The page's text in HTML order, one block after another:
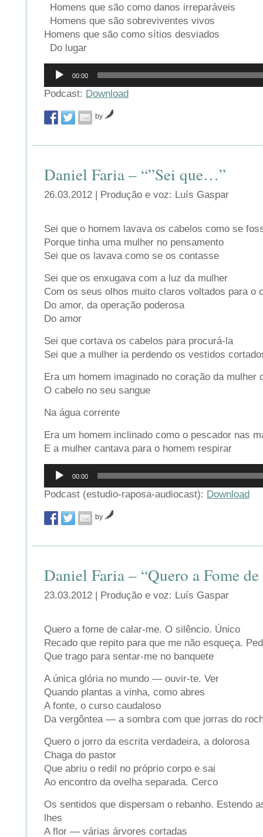
Homens que são como danos irreparáveis
Homens que são sobreviventes vivos
Homens que são como sítios desviados
Do lugar
Reprodutor
áudio
00:00
Podcast: Download
by
Daniel Faria – “”Sei que…”
26.03.2012 | Produção e voz: Luís Gaspar
Sei que o homem lavava os cabelos como se
Porque tinha uma mulher no pensamento
Sei que os lavava como se os contasse
Sei que os enxugava com a luz da mulher
Com os seus olhos muito claros voltados para o
Do amor, da operação poderosa
Do amor
Sei que cortava os cabelos para procurá-la
Sei que a mulher ia perdendo os vestidos
Era um homem imaginado no coração da mulher
O cabelo no seu sangue
Na água corrente
Era um homem inclinado como o pescador nas
E a mulher cantava para o homem respirar
Reprodutor
áudio
00:00
Podcast (estudio-raposa-audiocast): Download
by
Daniel Faria – “Quero a Fome
23.03.2012 | Produção e voz: Luís Gaspar
Quero a fome de calar-me. O silêncio. Único
Recado que repito para que me não esqueça.
Que trago para sentar-me no banquete
A única glória no mundo — ouvir-te. Ver
Quando plantas a vinha, como abres
A fonte, o curso caudaloso
Da vergôntea — a sombra com que jorras do
Quero o jorro da escrita verdadeira, a dolorosa
Chaga do pastor
Que abriu o redil no próprio corpo e sai
Ao encontro da ovelha separada. Cerco
Os sentidos que dispersam o rebanho. Estendo
lhes
A flor — várias árvores cortadas